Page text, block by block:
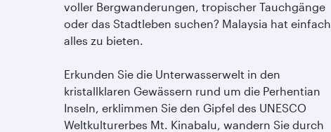
voller Bergwanderungen, tropischer Tauchgänge
oder das Stadtleben suchen? Malaysia hat einfach
alles zu bieten.
Erkunden Sie die Unterwasserwelt in den
kristallklaren Gewässern rund um die Perhentian
Inseln, erklimmen Sie den Gipfel des UNESCO
Weltkulturerbes Mt. Kinabalu, wandern Sie durch